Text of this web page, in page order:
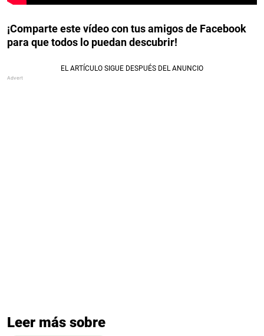
¡Comparte este vídeo con tus amigos de Facebook
para que todos lo puedan descubrir!
Leer más sobre